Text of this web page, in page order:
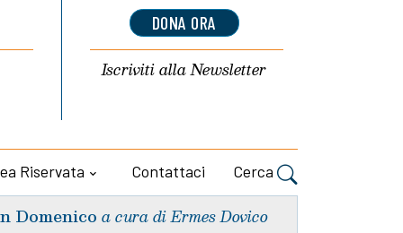
DONA ORA
Iscriviti allaNewsletter
Riservata Contattaci Cerca
Domenico a cura di Ermes Dovico